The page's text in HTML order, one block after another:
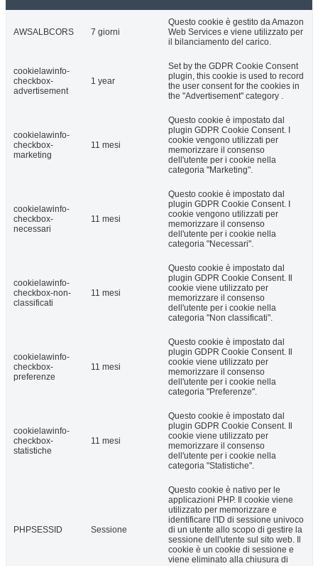
AWSALBCORS 7 giorni
Questo cookie è gestito da Amazon
Web Services e viene utilizzato per
il bilanciamento del carico.
cookielawinfo-
checkbox-
advertisement
1 year
Set by the GDPR Cookie Consent
plugin, this cookie is used to record
the user consent for the cookies in
the "Advertisement" category .
cookielawinfo-
checkbox-
marketing
11 mesi
Questo cookie è impostato dal
plugin GDPR Cookie Consent. I
cookie vengono utilizzati per
memorizzare il consenso
dell'utente per i cookie nella
categoria "Marketing".
cookielawinfo-
checkbox-
necessari
11 mesi
Questo cookie è impostato dal
plugin GDPR Cookie Consent. I
cookie vengono utilizzati per
memorizzare il consenso
dell'utente per i cookie nella
categoria "Necessari".
cookielawinfo-
checkbox-non-
classificati
11 mesi
Questo cookie è impostato dal
plugin GDPR Cookie Consent. Il
cookie viene utilizzato per
memorizzare il consenso
dell'utente per i cookie nella
categoria "Non classificati".
cookielawinfo-
checkbox-
preferenze
11 mesi
Questo cookie è impostato dal
plugin GDPR Cookie Consent. Il
cookie viene utilizzato per
memorizzare il consenso
dell'utente per i cookie nella
categoria "Preferenze".
cookielawinfo-
checkbox-
statistiche
11 mesi
Questo cookie è impostato dal
plugin GDPR Cookie Consent. Il
cookie viene utilizzato per
memorizzare il consenso
dell'utente per i cookie nella
categoria "Statistiche".
PHPSESSID Sessione
Questo cookie è nativo per le
applicazioni PHP. Il cookie viene
utilizzato per memorizzare e
identificare l'ID di sessione univoco
di un utente allo scopo di gestire la
sessione dell'utente sul sito web. Il
cookie è un cookie di sessione e
viene eliminato alla chiusura di